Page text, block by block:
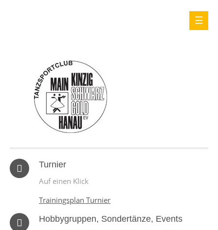
Turnier
Auf einen Klick
Trainingsplan Turnier
Hobbygruppen, Sondertänze, Events